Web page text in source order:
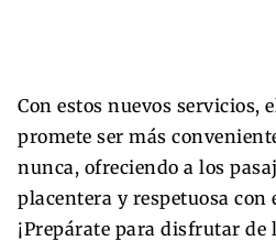
Con estos nuevos servicios,
promete ser más
nunca, ofreciendo a los
placentera y respetuosa con
¡Prepárate para disfrutar de